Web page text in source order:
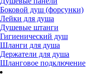
Боковой душ (форсунки)
Лейки для душа
Душевые штанги
Гигиенический душ
Шланги для душа
Держатели для душа
Шланговое подключение